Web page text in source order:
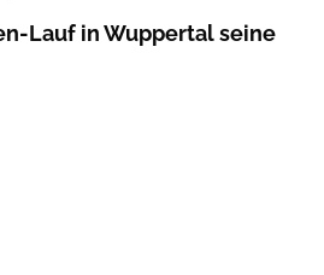
Lauf in Wuppertal seine